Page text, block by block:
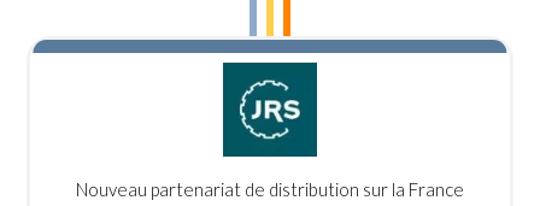
Nouveau partenariat de distribution sur la France